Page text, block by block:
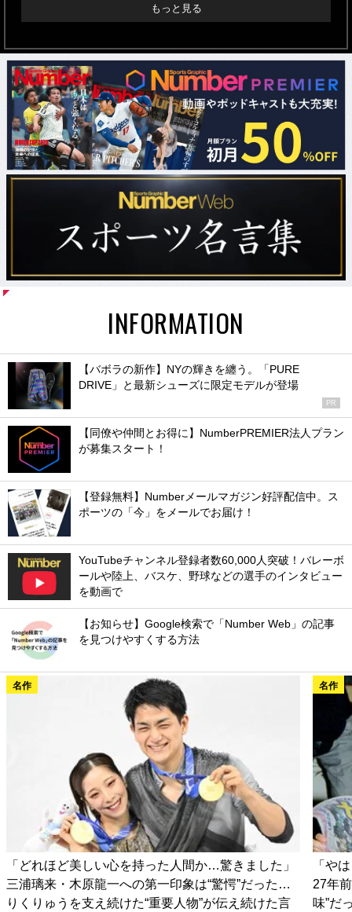
もっと見る
INFORMATION
【バボラの新作】NYの輝きを纏う。「PURE
DRIVE」と最新シューズに限定モデルが登場
PR
【同僚や仲間とお得に】NumberPREMIER法人プラン
が募集スタート！
【登録無料】Numberメールマガジン好評配信中。ス
ポーツの「今」をメールでお届け！
YouTubeチャンネル登録者数60,000人突破！バレーボ
ールや陸上、バスケ、野球などの選手のインタビュー
を動画で
【お知らせ】Google検索で「Number Web」の記事
を見つけやすくする方法
名作
「どれほど美しい心を持った人間か…驚きました」
三浦璃来・木原龍一への第一印象は“驚愕”だった…
りくりゅうを支え続けた“重要人物”が伝え続けた言
名作
「や
27年
味”だ